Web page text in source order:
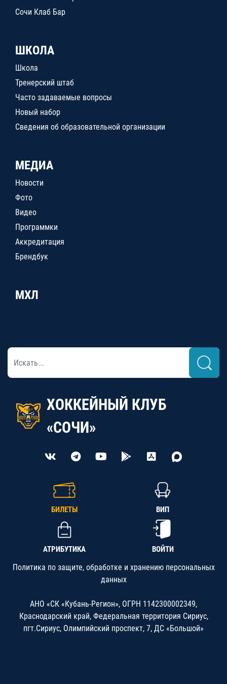
Сочи Клаб Бар
ШКОЛА
Школа
Тренерский штаб
Часто задаваемые вопросы
Новый набор
Сведения об образовательной организации
МЕДИА
Новости
Фото
Видео
Программки
Аккредитация
Брендбук
МХЛ
ХОККЕЙНЫЙ КЛУБ
«СОЧИ»
БИЛЕТЫ ВИП
АТРИБУТИКА ВОЙТИ
Политика по защите, обработке и хранению персональных
данных
АНО «СК «Кубань-Регион», ОГРН 1142300002349,
Краснодарский край, Федеральная территория Сириус,
пгт.Сириус, Олимпийский проспект, 7, ДС «Большой»